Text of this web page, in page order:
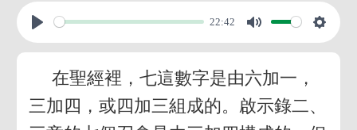
22:42
在聖經裡，七這數字是由六加一，
三加四，或四加三組成的。啟示錄二、